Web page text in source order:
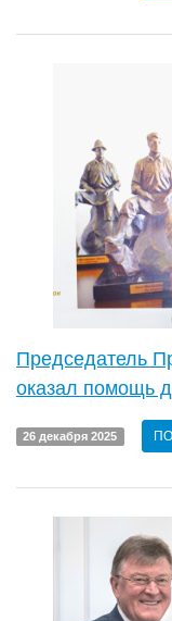
Председатель
оказал помощь
26 декабря 2025